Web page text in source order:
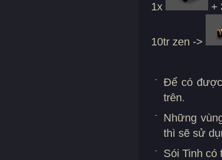
1x +
10tr zen ->
Để có
trên.
Những
thì sẽ sử
Sói Tinh có